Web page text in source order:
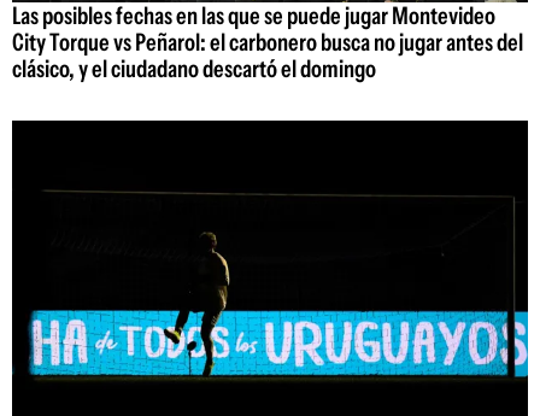
Las posibles fechas en las que se puede jugar Montevideo
City Torque vs Peñarol: el carbonero busca no jugar antes del
clásico, y el ciudadano descartó el domingo